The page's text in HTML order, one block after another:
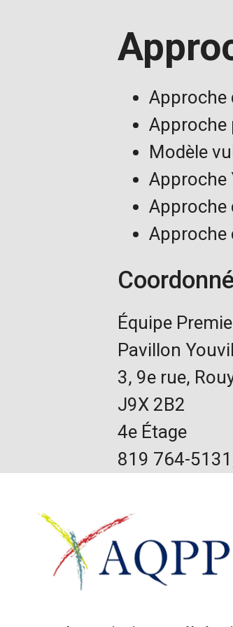
Approche
Approche
Modèle
Approche
Approche
Approche
Équipe
Pavillon
3, 9e rue,
J9X 2B2
4e Étage
819 764-